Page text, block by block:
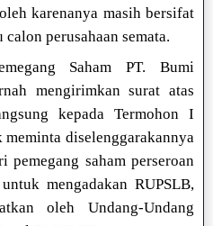
karenanya masih bersifat
perusahaan semata.
Saham PT. Bumi
mengirimkan surat atas
kepada Termohon I
diselenggarakannya
pemegang saham perseroan
mengadakan RUPSLB,
oleh Undang-Undang